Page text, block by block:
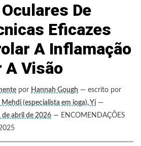
De
Eficazes
A Inflamação
A Visão
por Hannah Gough — escrito por
(especialista em ioga), Yi —
abril de 2026 — ENCOMENDAÇÕES